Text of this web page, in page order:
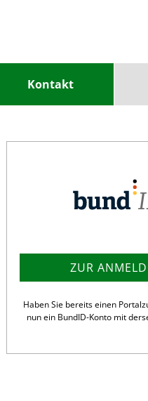
Kontakt
ZUR
Haben Sie bereits einen
nun ein BundID-Konto mit